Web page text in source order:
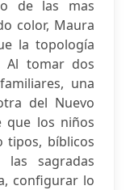
de las mas
color, Maura
la topología
Al tomar dos
una
del Nuevo
que los niños
tipos, bíblicos
sagradas
configurar lo